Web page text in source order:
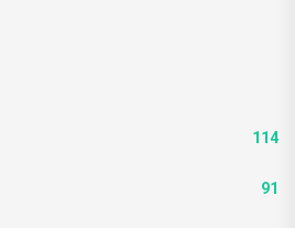
114
91